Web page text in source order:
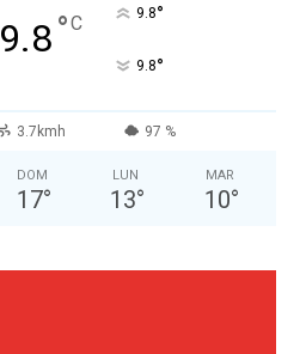
9.8°C 9.8°
9.8°
3.7kmh 97 %
DOM
17°
LUN
13°
MAR
10°